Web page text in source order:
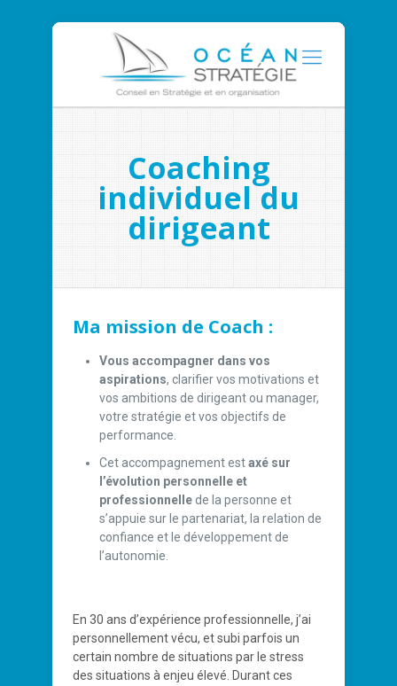
Coaching
individuel du
dirigeant
Ma mission de Coach :
Vous accompagner dans vos
aspirations, clarifier vos motivations et
vos ambitions de dirigeant ou manager,
votre stratégie et vos objectifs de
performance.
Cet accompagnement estaxé sur
l’évolution personnelle et
professionnellede la personne et
s’appuie sur le partenariat, la relation de
confiance et le développement de
l’autonomie.
En 30 ans d’expérience professionnelle, j’ai
personnellement vécu, et subi parfois un
certain nombre de situations par le stress
des situations à enjeu élevé. Durant ces